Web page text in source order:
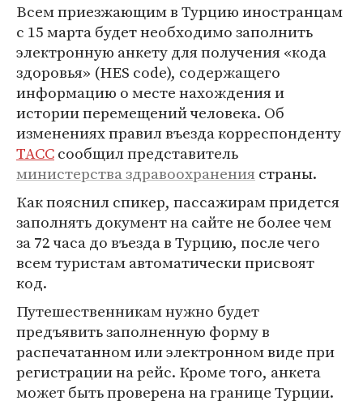
Всем приезжающим в Турцию иностранцам
с 15 марта будет необходимо заполнить
электронную анкету для получения «кода
здоровья» (HES code), содержащего
информацию о месте нахождения и
истории перемещений человека. Об
изменениях правил въезда корреспонденту
ТАССсообщил представитель
министерства здравоохранения страны.
Как пояснил спикер, пассажирам придется
заполнять документ на сайте не более чем
за 72 часа до въезда в Турцию, после чего
всем туристам автоматически присвоят
код.
Путешественникам нужно будет
предъявить заполненную форму в
распечатанном или электронном виде при
регистрации на рейс. Кроме того, анкета
может быть проверена на границе Турции.